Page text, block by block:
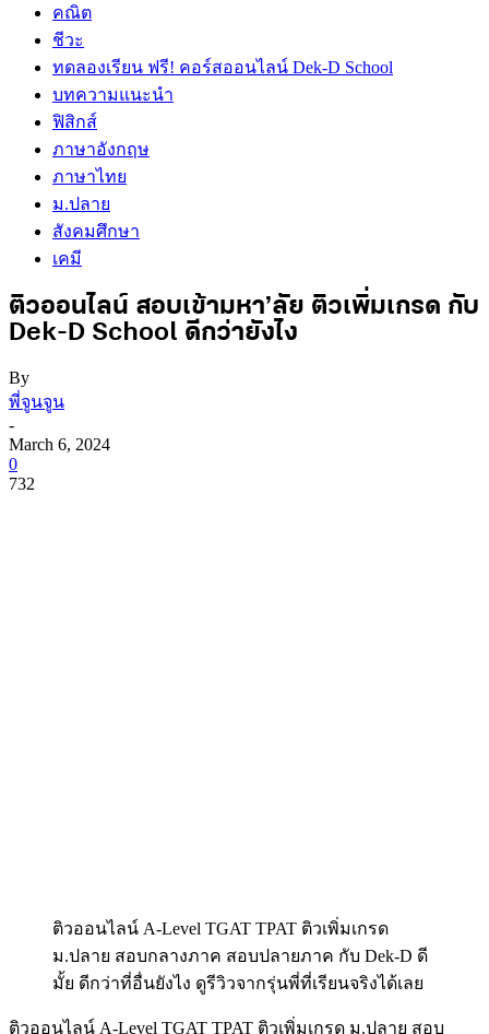
คณิต
ชีวะ
ทดลองเรียน ฟรี! คอร์สออนไลน์ Dek-D School
บทความแนะนำ
ฟิสิกส์
ภาษาอังกฤษ
ภาษาไทย
ม.ปลาย
สังคมศึกษา
เคมี
ติวออนไลน์ สอบเข้ามหา’ลัย ติวเพิ่มเกรด กับ
Dek-D School ดีกว่ายังไง
By
พี่จูนจูน
-
March 6, 2024
0
732
ติวออนไลน์ A-Level TGAT TPAT ติวเพิ่มเกรด
ม.ปลาย สอบกลางภาค สอบปลายภาค กับ Dek-D ดี
มั้ย ดีกว่าที่อื่นยังไง ดูรีวิวจากรุ่นพี่ที่เรียนจริงได้เลย
ติวออนไลน์ A-Level TGAT TPAT ติวเพิ่มเกรด ม.ปลาย สอบ